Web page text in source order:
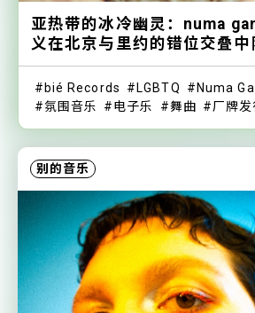
亚热带的冰冷幽灵：numa
义在北京与里约的错位交叠中
bié Records LGBTQ Numa
氛围音乐
电子乐 舞曲 厂牌发
别的音乐